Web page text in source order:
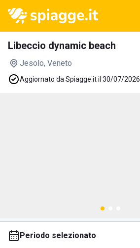
Libeccio dynamic beach
Jesolo, Veneto
Aggiornato da Spiagge.it il 30/07/2026
Periodo selezionato